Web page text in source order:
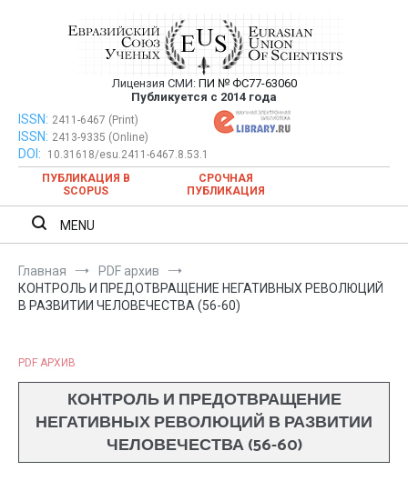
Евразийский Союз Ученых —
публикация научных статей в
ежемесячном научном журнале
Лицензия СМИ: ПИ № ФС77-63060
Публикуется с 2014 года
Евразийский Союз Ученых — публикация научных статей в
ежемесячном научном журнале
ISSN: 2411-6467 (Print)
ISSN: 2413-9335 (Online)
DOI:
10.31618/esu.2411-6467.8.53.1
ПУБЛИКАЦИЯ В
SCOPUS
СРОЧНАЯ
ПУБЛИКАЦИЯ
MENU
Главная
PDF архив
КОНТРОЛЬ И ПРЕДОТВРАЩЕНИЕ НЕГАТИВНЫХ РЕВОЛЮЦИЙ
В РАЗВИТИИ ЧЕЛОВЕЧЕСТВА (56-60)
PDF АРХИВ
КОНТРОЛЬ И ПРЕДОТВРАЩЕНИЕ
НЕГАТИВНЫХ РЕВОЛЮЦИЙ В РАЗВИТИИ
ЧЕЛОВЕЧЕСТВА (56-60)